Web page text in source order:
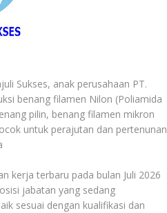
Sukses, anak perusahaan PT.
benang filamen Nilon (Poliamida
pilin, benang filamen mikron
untuk perajutan dan pertenunan
kerja terbaru pada bulan Juli 2026
jabatan yang sedang
sesuai dengan kualifikasi dan